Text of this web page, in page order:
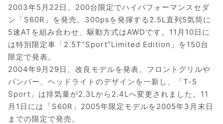
2003年5月22日、200台限定でハイパフォーマンスセダ
ン「S60R」を発売。300psを発揮する2.5L直列5気筒に
5速ATを組み合わせ、駆動方式はAWDです。11月10日に
は特別限定車「2.5T”Sport”Limited Edition」を150台
限定で発表。
2004年9月29日、改良モデルを発表。フロントグリルや
バンパー、ヘッドライトのデザインを一新し、「T-5
Sport」は排気量が2.3Lから2.4Lへ変更されました。11
月1日には「S60R」2005年限定モデルを2005年3月末日
までの限定で発売。